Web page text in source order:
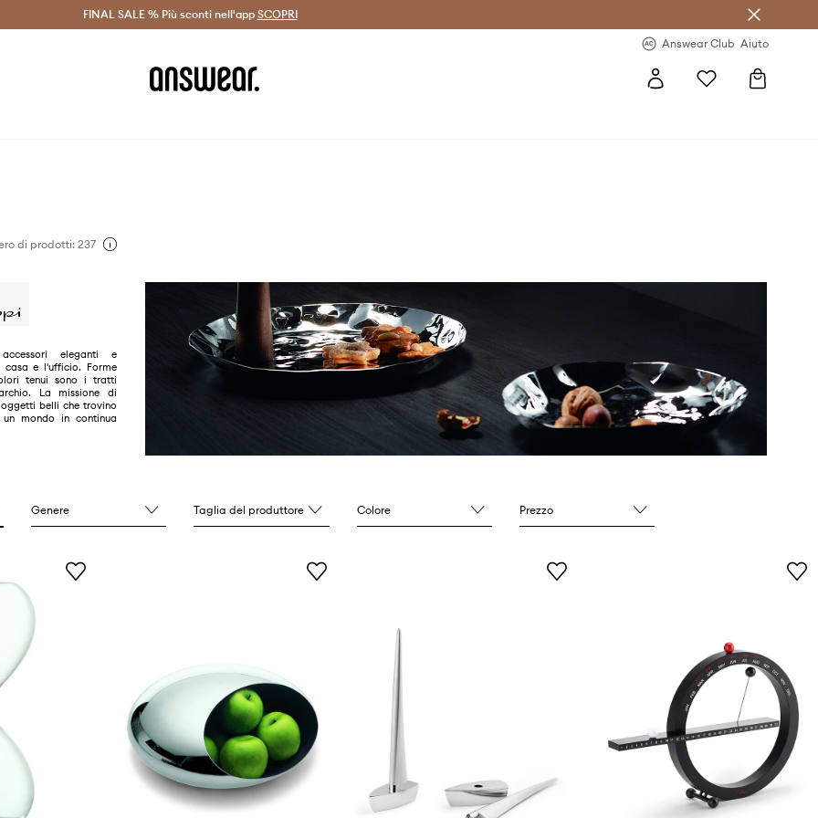
Answear Club > Spedizione entro 24 ore >
FINAL SALE % Più sconti nell'app SCOPRI
Answear Club Aiuto
di prodotti: 237
eleganti e
casa e l'ufficio. Forme
tenui sono i tratti
La missione di
belli che trovino
mondo in continua
Genere Taglia del produttore Colore Prezzo